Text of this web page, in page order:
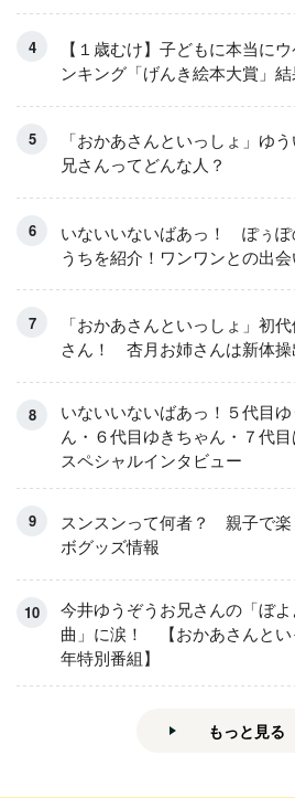
【１歳むけ】子どもに本当に
ンキング「げんき絵本大賞」
「おかあさんといっしょ」ゆ
兄さんってどんな人？
いないいないばあっ！ ぽぅぽ
うちを紹介！ワンワンとの出
「おかあさんといっしょ」初
さん！ 杏月お姉さんは新体操
いないいないばあっ！５代目
ん・６代目ゆきちゃん・７代
スペシャルインタビュー
スンスンって何者？ 親子で楽
ボグッズ情報
今井ゆうぞうお兄さんの「ぼ
曲」に涙！ 【おかあさんとい
年特別番組】
もっと見る